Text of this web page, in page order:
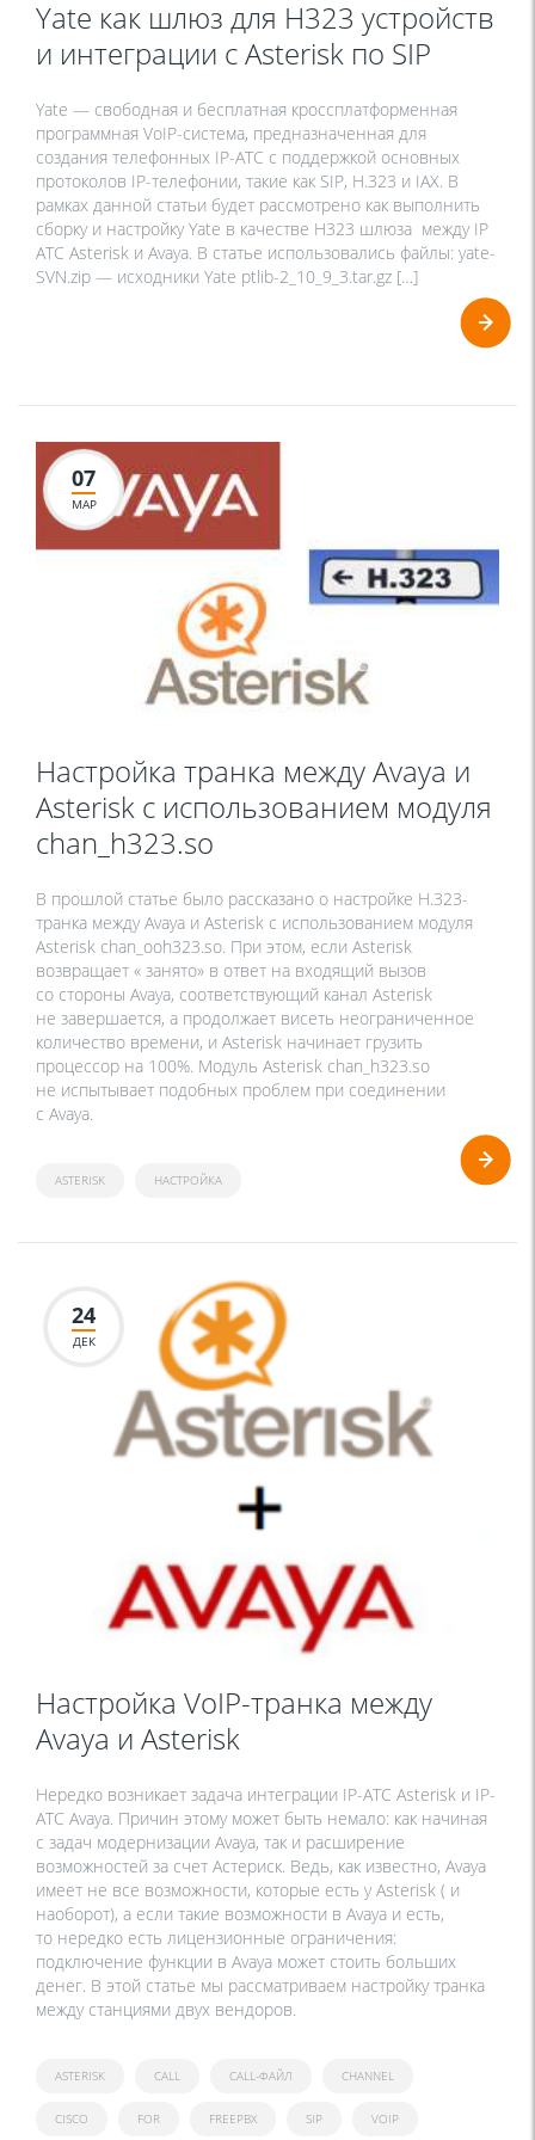
Yate как шлюз для H323 устройств
и интеграции с Asterisk по SIP
Yate — свободная и бесплатная кроссплатформенная
программная VoIP-система, предназначенная для
создания телефонных IP-АТС с поддержкой основных
протоколов IP-телефонии, такие как SIP, H.323 и IAX. В
рамках данной статьи будет рассмотрено как выполнить
сборку и настройку Yate в качестве H323 шлюза между IP
АТС Asterisk и Avaya. В статье использовались файлы: yate-
SVN.zip — исходники Yate ptlib-2_10_9_3.tar.gz […]
07
МАР
Настройка транка между Avaya и
Asterisk с использованием модуля
chan_h323.so
В прошлой статье было рассказано о настройке H.323-
транка между Avaya и Asterisk с использованием модуля
Asterisk chan_ooh323.so. При этом, если Asterisk
возвращает « занято» в ответ на входящий вызов
со стороны Avaya, соответствующий канал Asterisk
не завершается, а продолжает висеть неограниченное
количество времени, и Asterisk начинает грузить
процессор на 100%. Модуль Asterisk chan_h323.so
не испытывает подобных проблем при соединении
с Avaya.
ASTERISK НАСТРОЙКА
24
ДЕК
Настройка VoIP-транка между
Avaya и Asterisk
Нередко возникает задача интеграции IP-АТС Asterisk и IP-
АТС Avaya. Причин этому может быть немало: как начиная
с задач модернизации Avaya, так и расширение
возможностей за счет Астериск. Ведь, как известно, Avaya
имеет не все возможности, которые есть у Asterisk ( и
наоборот), а если такие возможности в Avaya и есть,
то нередко есть лицензионные ограничения:
подключение функции в Avaya может стоить больших
денег. В этой статье мы рассматриваем настройку транка
между станциями двух вендоров.
ASTERISK CALL CALL-ФАЙЛ CHANNEL
CISCO FOR FREEPBX SIP VOIP